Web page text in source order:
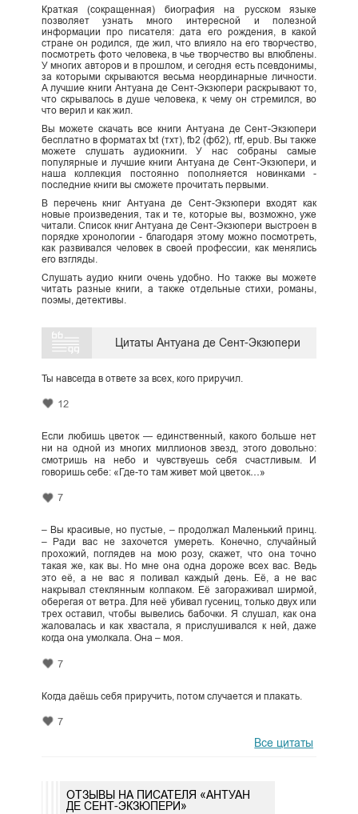
Краткая (сокращенная) биография на русском языке
позволяет узнать много интересной и полезной
информации про писателя: дата его рождения, в какой
стране он родился, где жил, что влияло на его творчество,
посмотреть фото человека, в чье творчество вы влюблены.
У многих авторов и в прошлом, и сегодня есть псевдонимы,
за которыми скрываются весьма неординарные личности.
А лучшие книги Антуана де Сент-Экзюпери раскрывают то,
что скрывалось в душе человека, к чему он стремился, во
что верил и как жил.
Вы можете скачать все книги Антуана де Сент-Экзюпери
бесплатно в форматах txt (тхт), fb2 (фб2), rtf, epub. Вы также
можете слушать аудиокниги. У нас собраны самые
популярные и лучшие книги Антуана де Сент-Экзюпери, и
наша коллекция постоянно пополняется новинками -
последние книги вы сможете прочитать первыми.
В перечень книг Антуана де Сент-Экзюпери входят как
новые произведения, так и те, которые вы, возможно, уже
читали. Список книг Антуана де Сент-Экзюпери выстроен в
порядке хронологии - благодаря этому можно посмотреть,
как развивался человек в своей профессии, как менялись
его взгляды.
Слушать аудио книги очень удобно. Но также вы можете
читать разные книги, а также отдельные стихи, романы,
поэмы, детективы.
Цитаты Антуана де Сент-Экзюпери
Ты навсегда в ответе за всех, кого приручил.
12
Если любишь цветок — единственный, какого больше нет
ни на одной из многих миллионов звезд, этого довольно:
смотришь на небо и чувствуешь себя счастливым. И
говоришь себе: «Где-то там живет мой цветок…»
7
– Вы красивые, но пустые, – продолжал Маленький принц.
– Ради вас не захочется умереть. Конечно, случайный
прохожий, поглядев на мою розу, скажет, что она точно
такая же, как вы. Но мне она одна дороже всех вас. Ведь
это её, а не вас я поливал каждый день. Её, а не вас
накрывал стеклянным колпаком. Её загораживал ширмой,
оберегая от ветра. Для неё убивал гусениц, только двух или
трех оставил, чтобы вывелись бабочки. Я слушал, как она
жаловалась и как хвастала, я прислушивался к ней, даже
когда она умолкала. Она – моя.
7
Когда даёшь себя приручить, потом случается и плакать.
7
Все цитаты
ОТЗЫВЫ НА ПИСАТЕЛЯ «АНТУАН
ДЕ СЕНТ-ЭКЗЮПЕРИ»